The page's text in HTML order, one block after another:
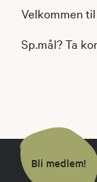
Velkommen
Sp.mål? Ta
Bli medlem!